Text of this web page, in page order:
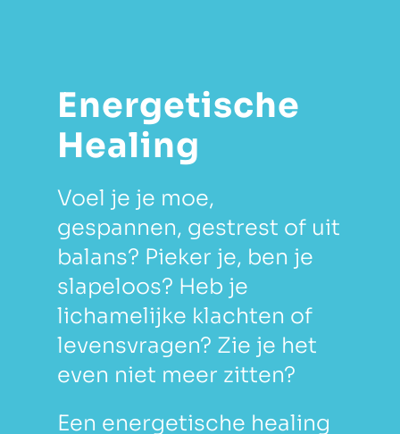
Energetische
Healing
Voel je je moe,
gespannen, gestrest of uit
balans? Pieker je, ben je
slapeloos? Heb je
lichamelijke klachten of
levensvragen? Zie je het
even niet meer zitten?
Een energetische healing